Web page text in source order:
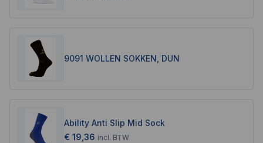
9091 WOLLEN SOKKEN, DUN
Ability Anti Slip Mid Sock
€ 19,36 incl. BTW